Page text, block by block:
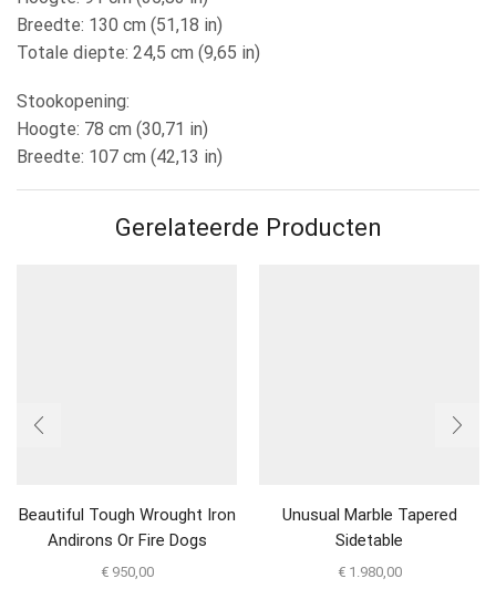
Breedte: 130 cm (51,18 in)
Totale diepte: 24,5 cm (9,65 in)
Stookopening:
Hoogte: 78 cm (30,71 in)
Breedte: 107 cm (42,13 in)
Gerelateerde Producten
Beautiful Tough Wrought Iron
Andirons Or Fire Dogs
€950,00
Unusual Marble Tapered
Sidetable
€1.980,00